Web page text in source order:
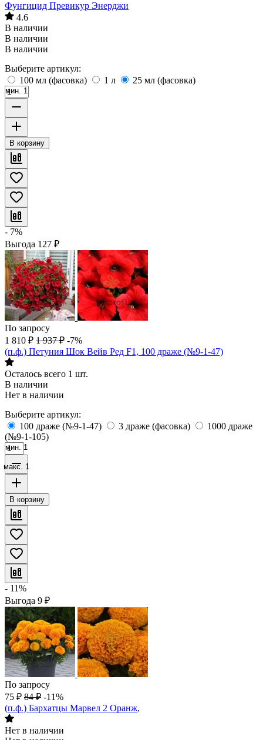
Фунгицид Превикур Энерджи
4.6
В наличии
В наличии
В наличии
Выберите артикул:
100 мл (фасовка)
1 л 25 мл (фасовка)
мин. 1
В корзину
- 7%
Выгода 127 ₽
По запросу
1 810 ₽ 1 937 ₽ -7%
(п.ф.) Петуния Шок Вейв Ред F1, 100 драже (№9-1-47)
Осталось всего 1 шт.
В наличии
Нет в наличии
Выберите артикул:
100 драже (№9-1-47)
3 драже (фасовка)
1000 драже
(№9-1-105)
мин. 1
макс. 1
В корзину
- 11%
Выгода 9 ₽
По запросу
75 ₽ 84 ₽ -11%
(п.ф.) Бархатцы Марвел 2 Оранж,
Нет в наличии